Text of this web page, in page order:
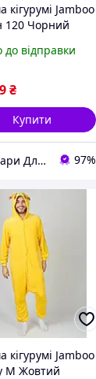
кігурумі Jamboo
120 Чорний
до відправки
₴
Купити
📦 Товари Для Дому 97%
кігурумі Jamboo
M Жовтий